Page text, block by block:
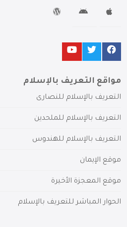
مواقع التعريف بالإسلام
التعريف بالإسلام للنصارى
التعريف بالإسلام للملحدين
التعريف بالإسلام للهندوس
موقع الإيمان
موقع المعجزة الأخيرة
الحوار المباشر للتعريف بالإسلام